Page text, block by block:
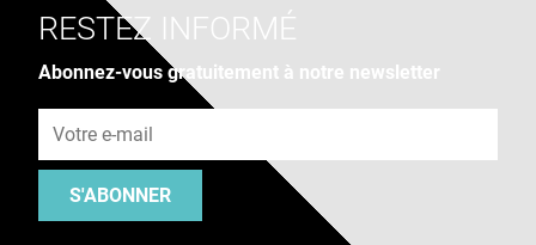
RESTEZ INFORMÉ
Abonnez-vous gratuitement à notre newsletter
S'ABONNER